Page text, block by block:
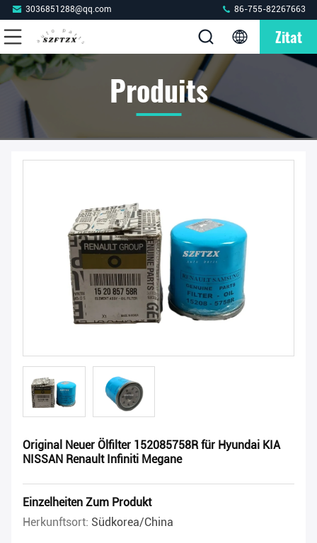
3036851288@qq.com 86-755-82267663
Zitat
Produits
Original Neuer Ölfilter 152085758R für Hyundai KIA
NISSAN Renault Infiniti Megane
Einzelheiten Zum Produkt
Herkunftsort: Südkorea/China